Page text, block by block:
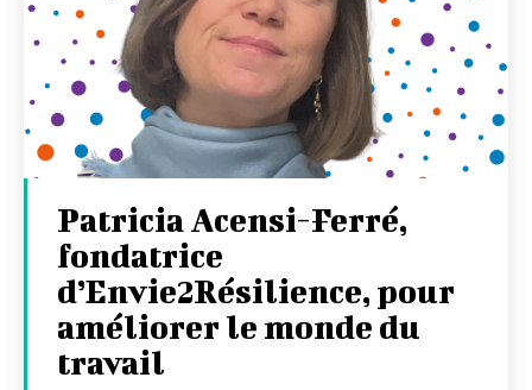
Patricia Acensi-Ferré,
fondatrice
d’Envie2Résilience, pour
améliorer le monde du
travail